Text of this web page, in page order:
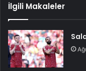
İlgili Makaleler